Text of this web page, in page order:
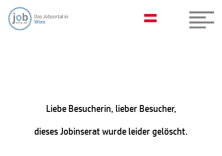
Liebe Besucherin, lieber Besucher,
dieses Jobinserat wurde leider gelöscht.